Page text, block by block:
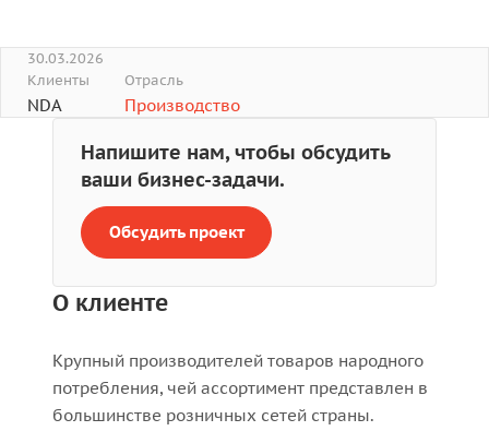
30.03.2026
Клиенты
NDA
Отрасль
Производство
Напишите нам, чтобы обсудить
ваши бизнес-задачи.
Обсудить проект
О клиенте
Крупный производителей товаров народного
потребления, чей ассортимент представлен в
большинстве розничных сетей страны.